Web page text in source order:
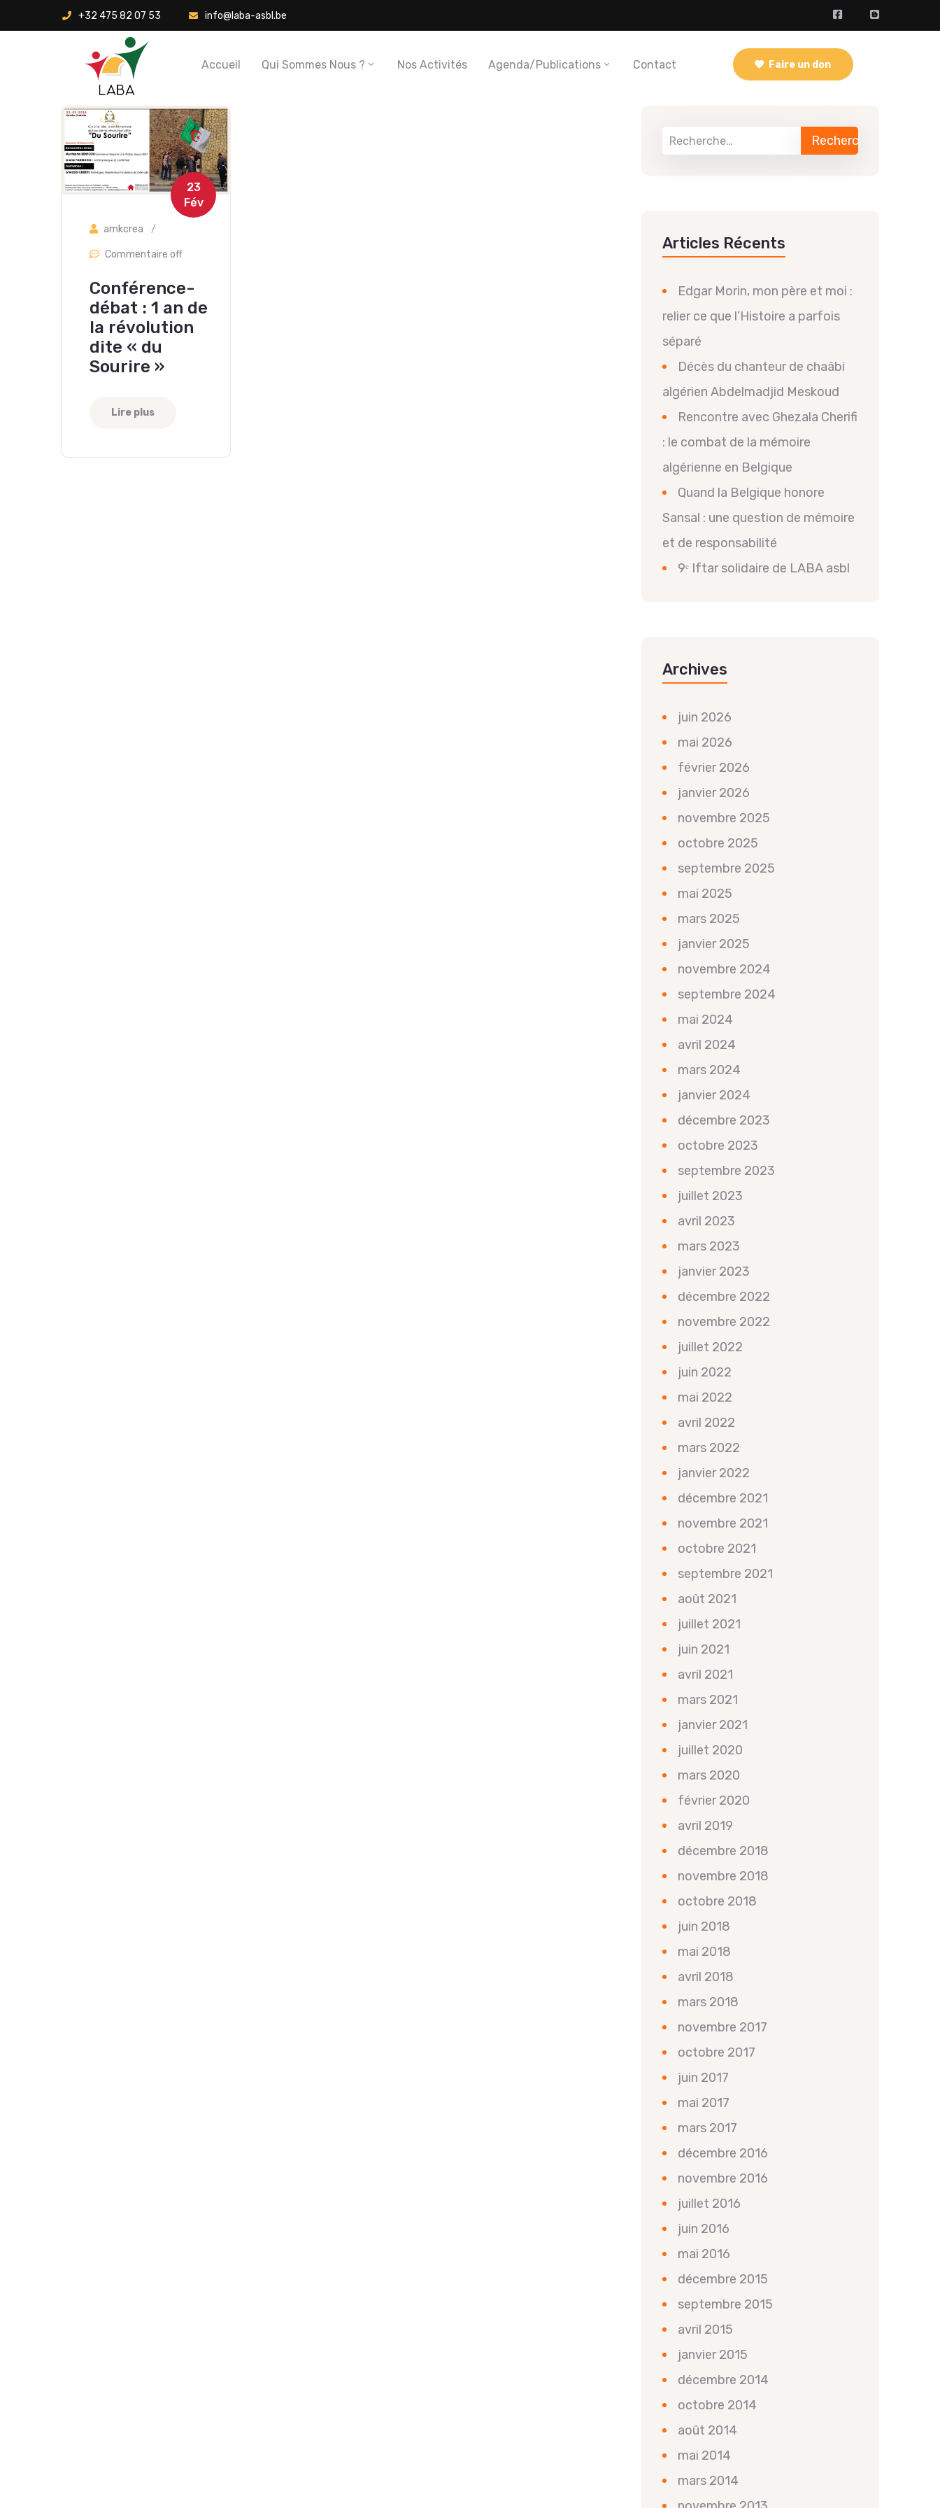
+32 475 82 07 53 info@laba-asbl.be
Accueil Qui Sommes Nous ? Nos Activités Agenda/Publications Contact Faire un don
23
Fév
amkcrea /
Commentaire off
Conférence-
débat : 1 an de
la révolution
dite « du
Sourire »
Lire plus
Articles Récents
Edgar Morin, mon père et moi :
relier ce que l’Histoire a parfois
séparé
Décès du chanteur de chaâbi
algérien Abdelmadjid Meskoud
Rencontre avec Ghezala Cherifi
: le combat de la mémoire
algérienne en Belgique
Quand la Belgique honore
Sansal : une question de mémoire
et de responsabilité
9ᵉ Iftar solidaire de LABA asbl
Archives
juin 2026
mai 2026
février 2026
janvier 2026
novembre 2025
octobre 2025
septembre 2025
mai 2025
mars 2025
janvier 2025
novembre 2024
septembre 2024
mai 2024
avril 2024
mars 2024
janvier 2024
décembre 2023
octobre 2023
septembre 2023
juillet 2023
avril 2023
mars 2023
janvier 2023
décembre 2022
novembre 2022
juillet 2022
juin 2022
mai 2022
avril 2022
mars 2022
janvier 2022
décembre 2021
novembre 2021
octobre 2021
septembre 2021
août 2021
juillet 2021
juin 2021
avril 2021
mars 2021
janvier 2021
juillet 2020
mars 2020
février 2020
avril 2019
décembre 2018
novembre 2018
octobre 2018
juin 2018
mai 2018
avril 2018
mars 2018
novembre 2017
octobre 2017
juin 2017
mai 2017
mars 2017
décembre 2016
novembre 2016
juillet 2016
juin 2016
mai 2016
décembre 2015
septembre 2015
avril 2015
janvier 2015
décembre 2014
octobre 2014
août 2014
mai 2014
mars 2014